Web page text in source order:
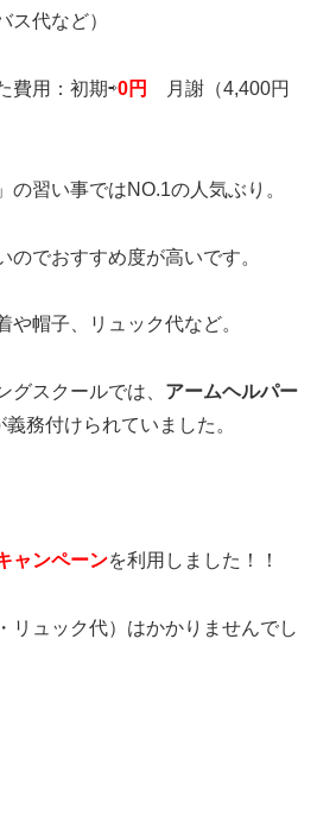
ス代など）
費用 ：初期⇨0円
月謝（4,400円
の習い事ではNO.1の人気ぶり。
のでおすすめ度が高いです。
や帽子、リュック代など。
グスクールでは、 アームヘルパー
義務付けられていました。
ャンペーンを利用しました！！
リュック代）はかかりませんでし